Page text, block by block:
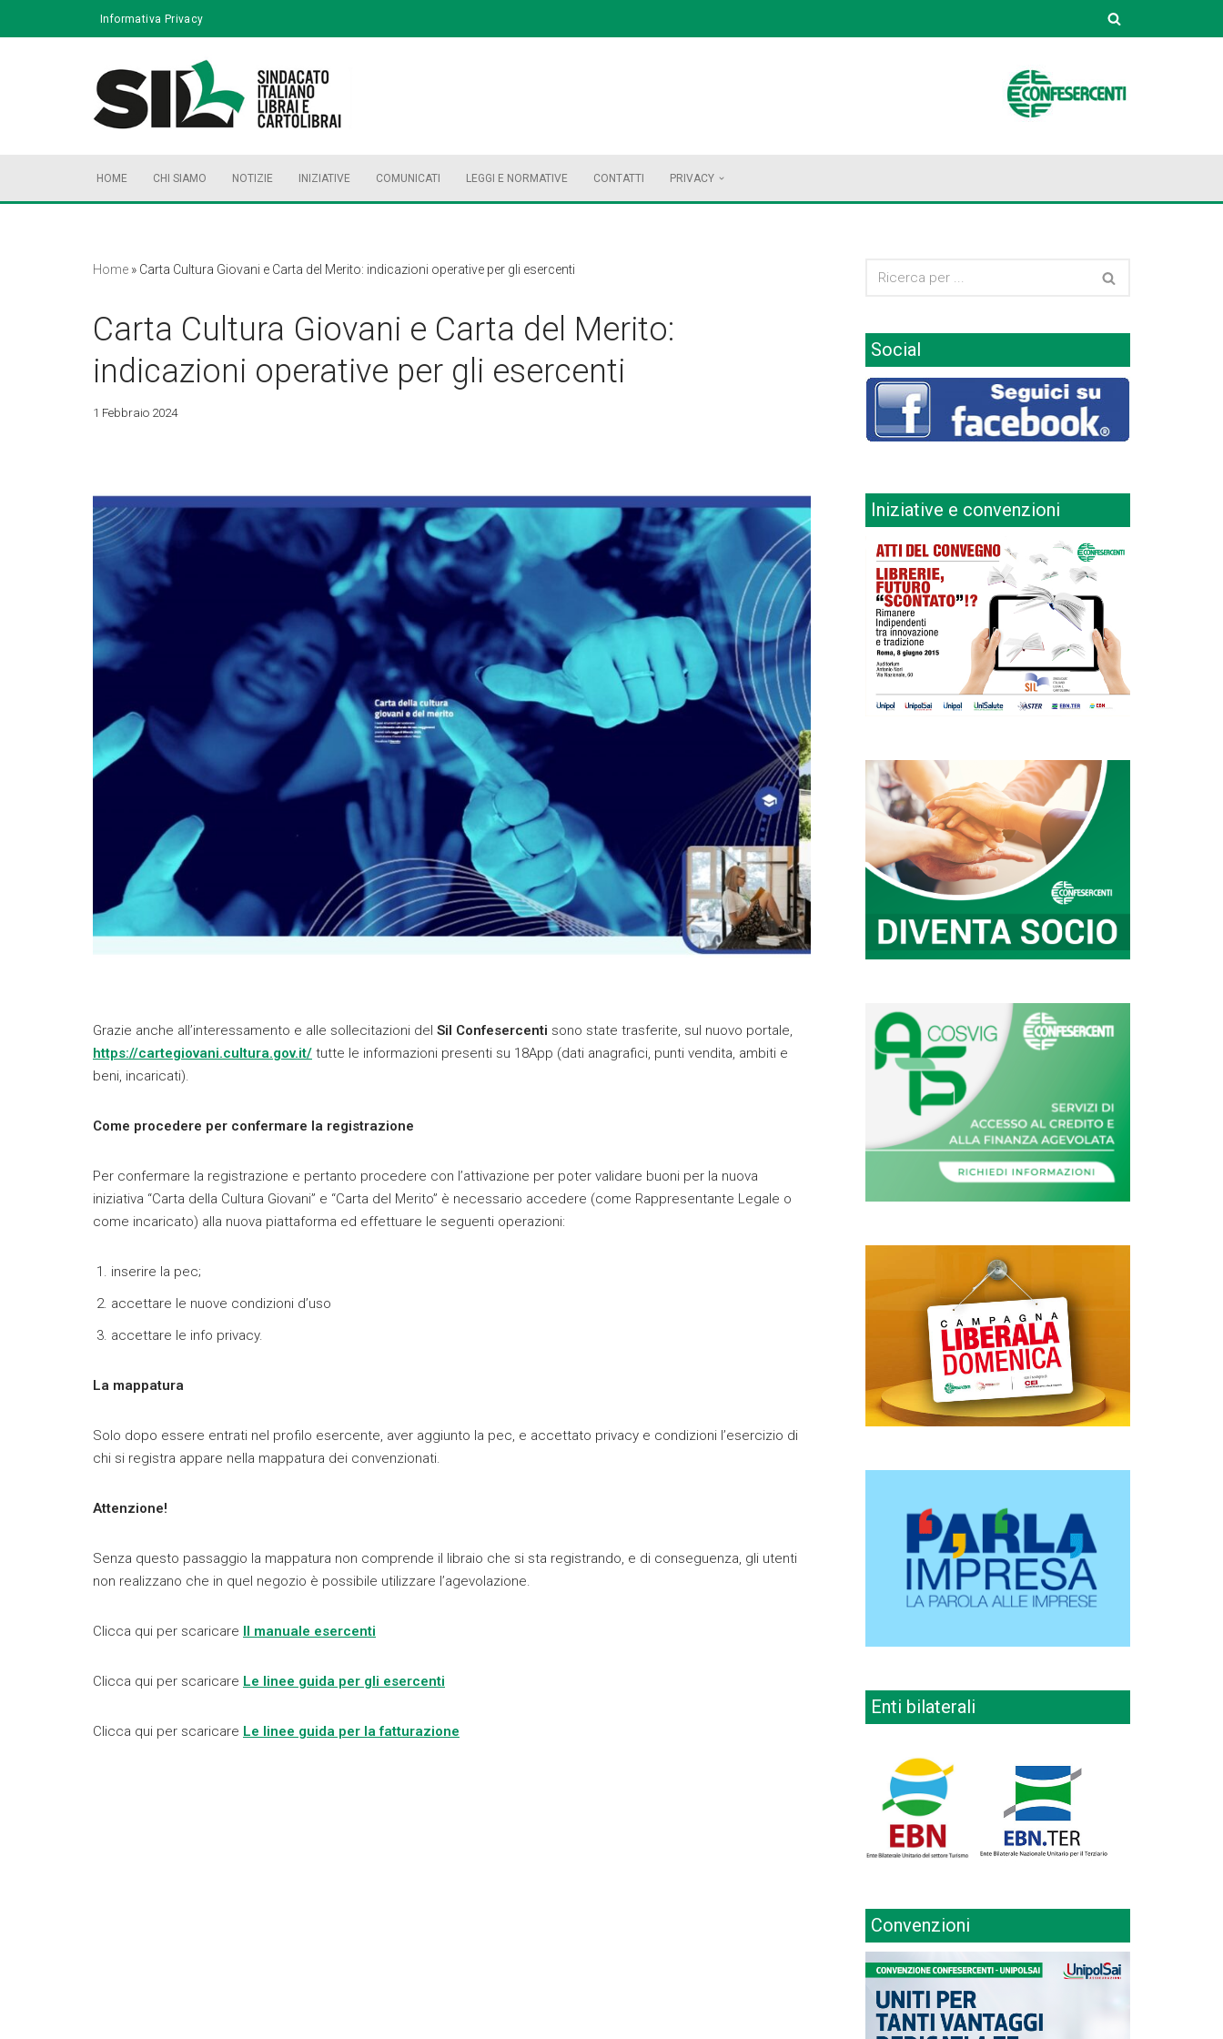
Informativa Privacy
HOME CHI SIAMO NOTIZIE INIZIATIVE COMUNICATI LEGGI E NORMATIVE CONTATTI PRIVACY
Home » Carta Cultura Giovani e Carta del Merito: indicazioni operative per gli esercenti
Carta Cultura Giovani e Carta del Merito:
indicazioni operative per gli esercenti
1 Febbraio 2024
Grazie anche all’interessamento e alle sollecitazioni del Sil Confesercenti sono state trasferite, sul nuovo portale,
https://cartegiovani.cultura.gov.it/ tutte le informazioni presenti su 18App (dati anagrafici, punti vendita, ambiti e
beni, incaricati).
Come procedere per confermare la registrazione
Per confermare la registrazione e pertanto procedere con l’attivazione per poter validare buoni per la nuova
iniziativa “Carta della Cultura Giovani” e “Carta del Merito” è necessario accedere (come Rappresentante Legale o
come incaricato) alla nuova piattaforma ed effettuare le seguenti operazioni:
inserire la pec;
accettare le nuove condizioni d’uso
accettare le info privacy.
La mappatura
Solo dopo essere entrati nel profilo esercente, aver aggiunto la pec, e accettato privacy e condizioni l’esercizio di
chi si registra appare nella mappatura dei convenzionati.
Attenzione!
Senza questo passaggio la mappatura non comprende il libraio che si sta registrando, e di conseguenza, gli utenti
non realizzano che in quel negozio è possibile utilizzare l’agevolazione.
Clicca qui per scaricare Il manuale esercenti
Clicca qui per scaricare Le linee guida per gli esercenti
Clicca qui per scaricare Le linee guida per la fatturazione
Social
Iniziative e convenzioni
Enti bilaterali
Convenzioni